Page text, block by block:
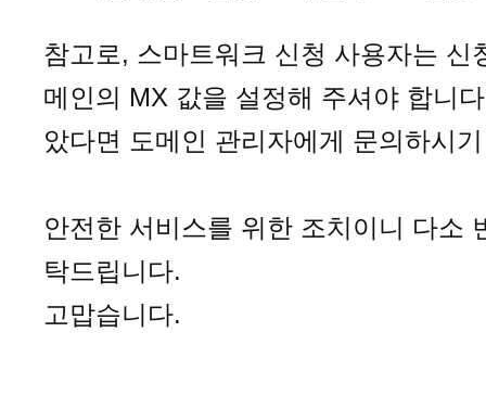
참고로, 스마트워크 신청 사용자는 신
메인의 MX 값을 설정해 주셔야 합니
았다면 도메인 관리자에게 문의하시
안전한 서비스를 위한 조치이니 다소
탁드립니다.
고맙습니다.